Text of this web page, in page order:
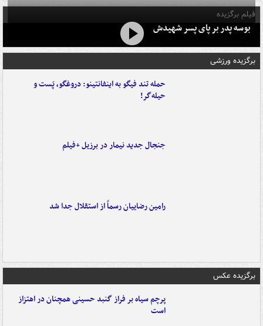
فیلم برگزیده
بوسه‌ پدر بر پای پسر شهیدش
برگزیده ورزشی
حمله تند فیگو به اینفانتینو: دروغگو، پَست‌ و
حیله‌گر!
جنجال جدید نیمار در برزیل +فیلم
رامین رضاییان رسماً از استقلال جدا شد
برگزیده عکس
پرچم سیاه بر فراز گنبد حسینی همچنان در اهتزاز
است